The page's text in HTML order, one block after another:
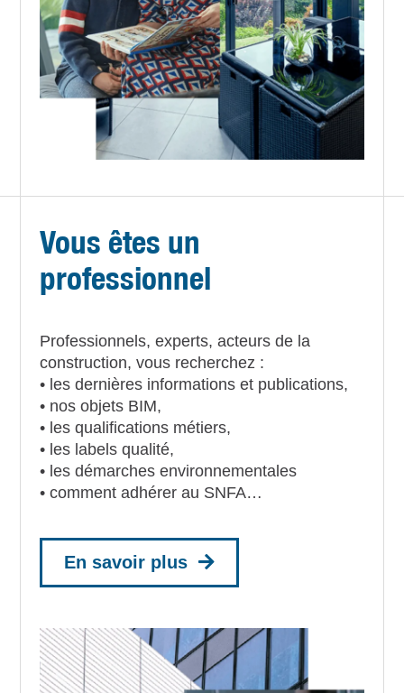
Vous êtes un
professionnel
Professionnels, experts, acteurs de la
construction, vous recherchez :
• les dernières informations et publications,
• nos objets BIM,
• les qualifications métiers,
• les labels qualité,
• les démarches environnementales
• comment adhérer au SNFA…
En savoir plus